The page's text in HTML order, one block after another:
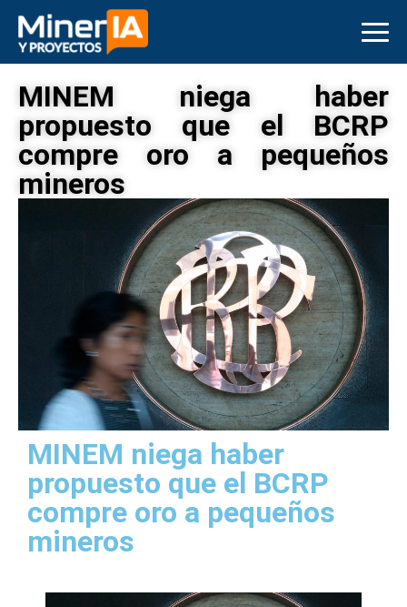
MINEM niega haber
propuesto que el BCRP
compre oro a pequeños
mineros
MINEM niega haber
propuesto que el BCRP
compre oro a pequeños
mineros